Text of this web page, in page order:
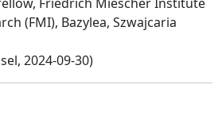
(FMI), Bazylea, Szwajcaria
2024-09-30)